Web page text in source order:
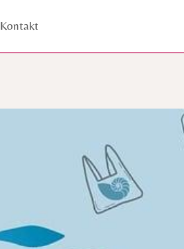
Kontakt